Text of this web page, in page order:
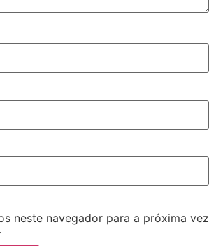
neste navegador para a próxima vez